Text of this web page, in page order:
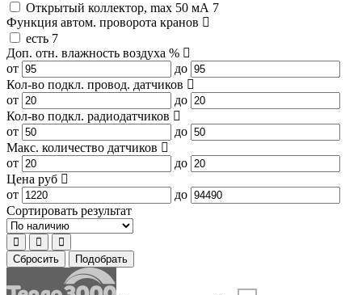
Открытый коллектор, mах 50 мА 7
Функция автом. проворота кранов
есть 7
Доп. отн. влажность воздуха %
от
до
Кол-во подкл. провод. датчиков
от
до
Кол-во подкл. радиодатчиков
от
до
Макс. количество датчиков
от
до
Цена руб
от
до
Сортировать результат
Сбросить Подобрать